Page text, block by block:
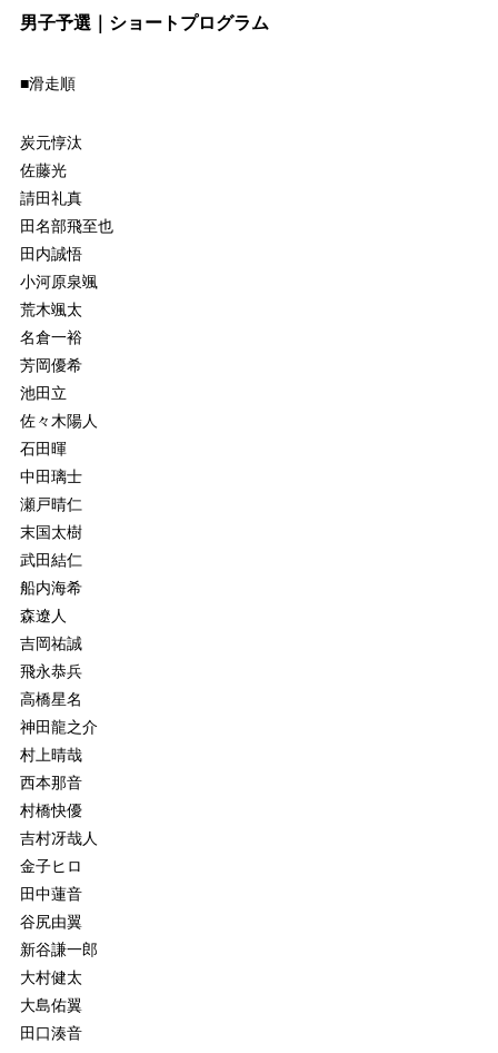
男子予選｜ショートプログラム
■滑走順
炭元惇汰
佐藤光
請田礼真
田名部飛至也
田内誠悟
小河原泉颯
荒木颯太
名倉一裕
芳岡優希
池田立
佐々木陽人
石田暉
中田璃士
瀬戸晴仁
末国太樹
武田結仁
船内海希
森遼人
吉岡祐誠
飛永恭兵
高橋星名
神田龍之介
村上晴哉
西本那音
村橋快優
吉村冴哉人
金子ヒロ
田中蓮音
谷尻由翼
新谷謙一郎
大村健太
大島佑翼
田口湊音